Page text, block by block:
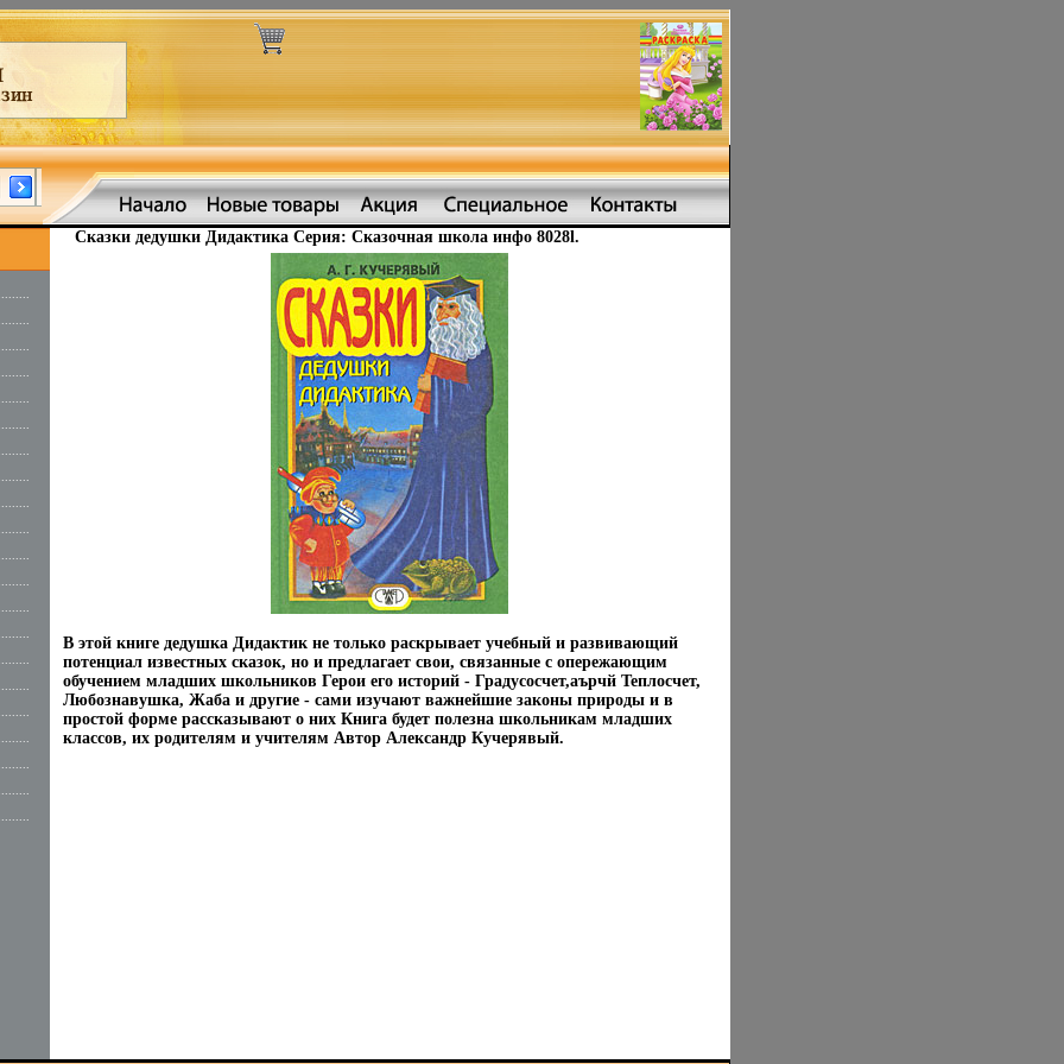
Сказки дедушки Дидактика Серия: Сказочная школа инфо 8028l.
В этой книге дедушка Дидактик не только раскрывает учебный и развивающий
потенциал известных сказок, но и предлагает свои, связанные с опережающим
обучением младших школьников Герои его историй - Градусосчет,аърчй Теплосчет,
Любознавушка, Жаба и другие - сами изучают важнейшие законы природы и в
простой форме рассказывают о них Книга будет полезна школьникам младших
классов, их родителям и учителям Автор Александр Кучерявый.